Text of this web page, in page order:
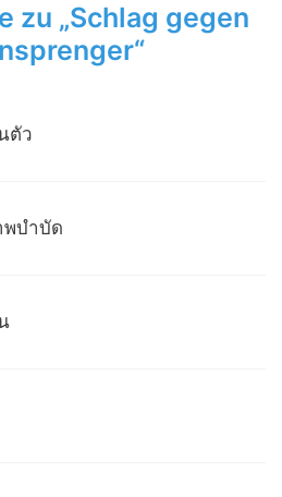
zu „Schlag gegen
ตัว
พบำบัด